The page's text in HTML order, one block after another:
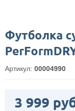
Футболка
Артикул: 00004990
3 999